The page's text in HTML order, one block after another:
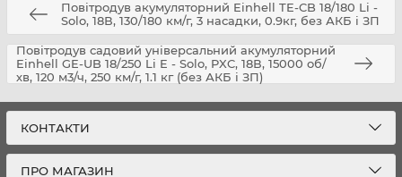
Повітродув акумуляторний Einhell TE-CB 18/180 Li -
Solo, 18В, 130/180 км/г, 3 насадки, 0.9кг, без АКБ і ЗП
Повітродув садовий універсальний акумуляторний
Einhell GE-UB 18/250 Li E - Solo, PXC, 18В, 15000 об/
хв, 120 м3/ч, 250 км/г, 1.1 кг (без АКБ і ЗП)
КОНТАКТИ
ПРО МАГАЗИН